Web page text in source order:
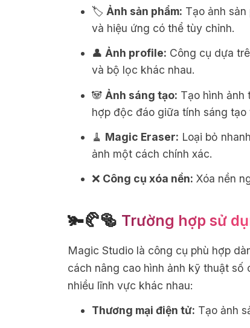
🏷️ Ảnh sản phẩm: Tạo ảnh
và hiệu ứng có thể tùy chỉnh.
👤 Ảnh profile: Công cụ dựa
và bộ lọc khác nhau.
🐼 Ảnh sáng tạo: Tạo hình ảnh
hợp độc đáo giữa tính sáng tạo
🧹 Magic Eraser: Loại bỏ
ảnh một cách chính xác.
❌ Công cụ xóa nền: Xóa nền
🫚🥐🥯 Trường hợp sử
Magic Studio là công cụ phù hợp
cách nâng cao hình ảnh kỹ thuật
nhiều lĩnh vực khác nhau:
Thương mại điện tử: Tạo ảnh